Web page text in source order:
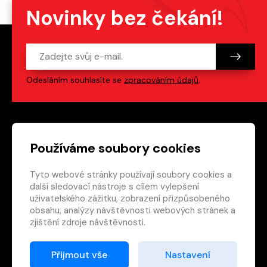
Používáme soubory cookies
Tyto webové stránky používají soubory cookies a
další sledovací nástroje s cílem vylepšení
uživatelského zážitku, zobrazení přizpůsobeného
obsahu, analýzy návštěvnosti webových stránek a
zjištění zdroje návštěvnosti.
Přijmout vše Nastavení
Novinky bez čekání!
Odesláním souhlasíte se zpracováním údajů.
Patička webu Odkazy na sociální
Vedlejší navigace
redakce@crew.cz
Ochrana soukromí
Nastavení cookies
E-shop